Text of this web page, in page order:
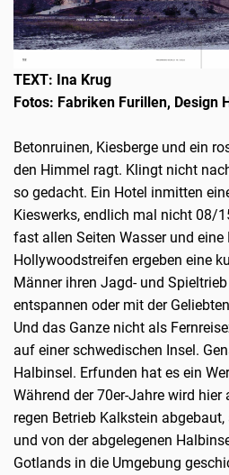
TEXT: Ina Krug
Fotos: Fabriken Furillen, Design
Betonruinen, Kiesberge und ein
den Himmel ragt. Klingt nicht
so gedacht. Ein Hotel inmitten
Kieswerks, endlich mal nicht 08/
fast allen Seiten Wasser und
Hollywoodstreifen ergeben eine
Männer ihren Jagd- und
entspannen oder mit der
Und das Ganze nicht als
auf einer schwedischen Insel.
Halbinsel. Erfunden hat es ein
Während der 70er-Jahre wird
regen Betrieb Kalkstein
und von der abgelegenen
Gotlands in die Umgebung